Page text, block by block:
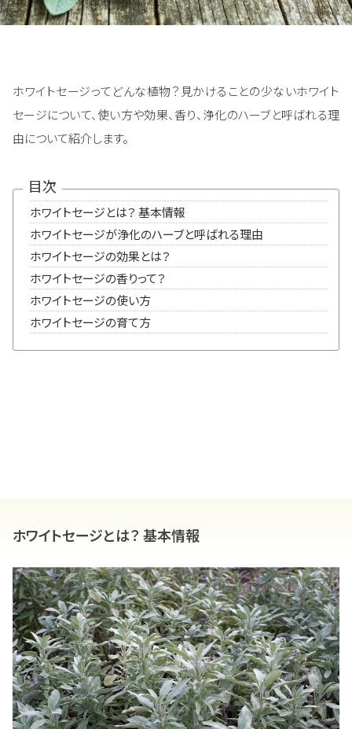
ホワイトセージってどんな植物？見かけることの少ないホワイト
セージについて、使い方や効果、香り、浄化のハーブと呼ばれる理
由について紹介します。
目次
ホワイトセージとは？ 基本情報
ホワイトセージが浄化のハーブと呼ばれる理由
ホワイトセージの効果とは？
ホワイトセージの香りって？
ホワイトセージの使い方
ホワイトセージの育て方
ホワイトセージとは？ 基本情報